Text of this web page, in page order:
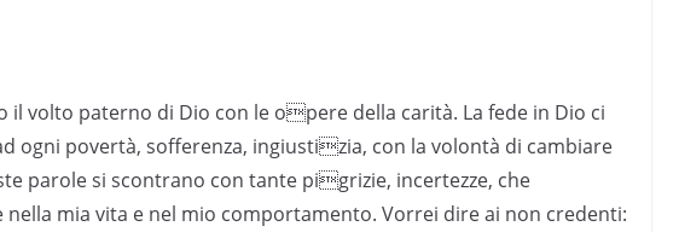
il volto paterno di Dio con le opere della carità. La fede in Dio ci
ogni povertà, sofferenza, ingiustizia, con la volontà di cambiare
parole si scontrano con tante pigrizie, incertezze, che
mia vita e nel mio comportamento. Vorrei dire ai non credenti: